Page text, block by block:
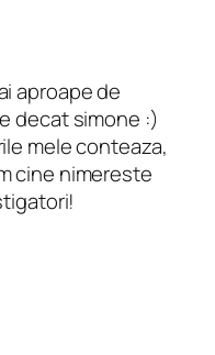
aproape de
decat simone :)
mele conteaza,
cine nimereste